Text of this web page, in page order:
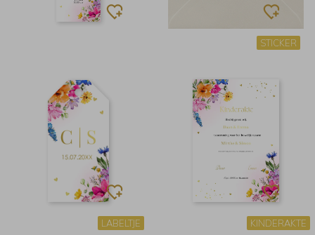
STICKER
LABELTJE KINDERAKTE